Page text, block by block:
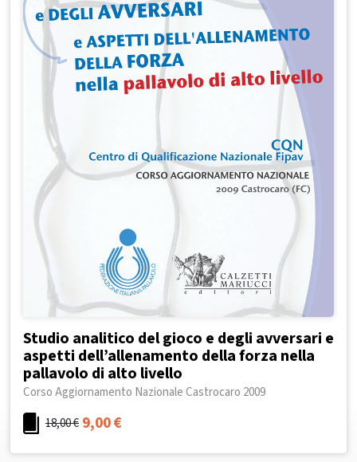
Studio analitico del gioco e degli avversari e
aspetti dell’allenamento della forza nella
pallavolo di alto livello
Corso Aggiornamento Nazionale Castrocaro 2009
18,00€ 9,00€